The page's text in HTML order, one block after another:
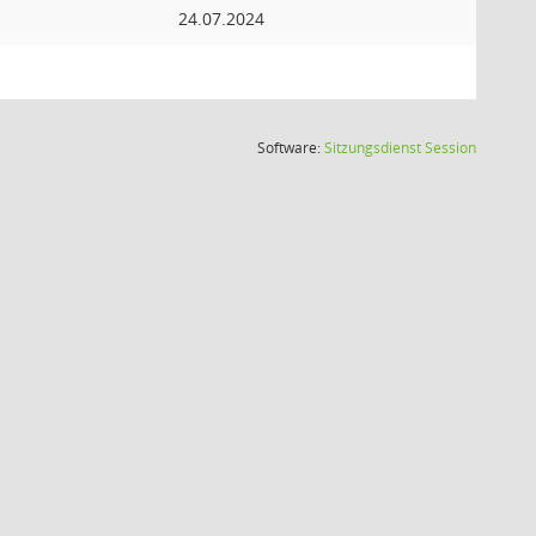
24.07.2024
Software:SitzungsdienstSession(Wird in